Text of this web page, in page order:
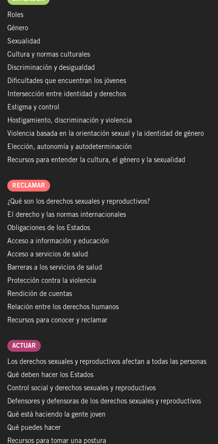
Roles
Género
Sexualidad
Cultura y normas culturales
Discriminación y desigualdad
Dificultades que encuentran los jóvenes
Intersección entre identidad y derechos
Estigma y control
Hostigamiento, discriminación y violencia
Violencia basada en la orientación sexual y la identidad de género
Elección, autonomía y autodeterminación
Recursos para entender la cultura, el género y la sexualidad
RECLAMAR
¿Qué son los derechos sexuales y reproductivos?
El derecho y las normas internacionales
Obligaciones de los Estados
Acceso a información y educación
Acceso a servicios de salud
Barreras a los servicios de salud
Protección contra la violencia
Rendición de cuentas
Relación entre los derechos humanos
Recursos para conocer y reclamar
ACTUAR
Los derechos sexuales y reproductivos afectan a todas las personas
Qué deben hacer los Estados
Control social y derechos sexuales y reproductivos
Defensores y defensoras de los derechos sexuales y reproductivos
Qué está haciendo la gente joven
Qué puedes hacer
Recursos para tomar una postura